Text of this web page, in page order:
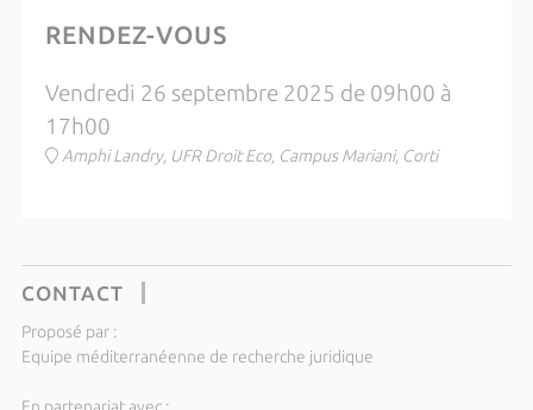
RENDEZ-VOUS
Vendredi 26 septembre 2025 de 09h00 à
17h00
Amphi Landry, UFR Droit Eco, Campus Mariani, Corti
CONTACT
Proposé par :
Equipe méditerranéenne de recherche juridique